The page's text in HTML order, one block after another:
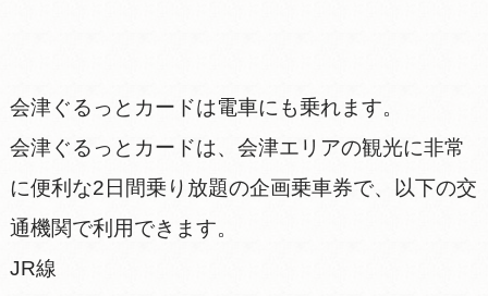
会津ぐるっとカードは電車にも乗れます。
​会津ぐるっとカードは、会津エリアの観光に非常
に便利な2日間乗り放題の企画乗車券で、以下の交
通機関で利用できます。
​JR線